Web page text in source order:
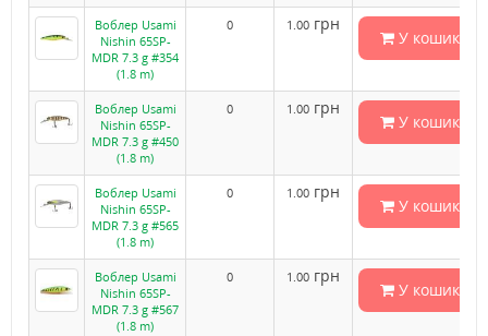
Воблер Usami
Nishin 65SP-
MDR 7.3 g #354
(1.8 m)
0 1.00 грн
У кошик
Воблер Usami
Nishin 65SP-
MDR 7.3 g #450
(1.8 m)
0 1.00 грн
У кошик
Воблер Usami
Nishin 65SP-
MDR 7.3 g #565
(1.8 m)
0 1.00 грн
У кошик
Воблер Usami
Nishin 65SP-
MDR 7.3 g #567
(1.8 m)
0 1.00 грн
У кошик